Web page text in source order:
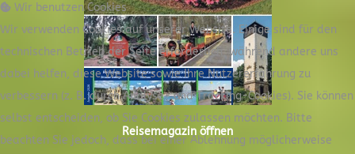
Reisemagazin öffnen
Wir benutzen Cookies
Wir verwenden Cookies auf unserer Website. Einige sind für den
technischen Betrieb der Seite erforderlich, während andere uns
dabei helfen, diese Website sowie Ihre Nutzererfahrung zu
verbessern (z. B. durch Analyse- und Tracking-Cookies). Sie können
selbst entscheiden, ob Sie Cookies zulassen möchten. Bitte
beachten Sie jedoch, dass bei einer Ablehnung möglicherweise